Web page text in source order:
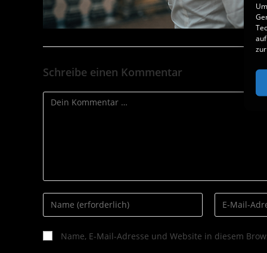
Schreibe einen Kommentar
Name, E-Mail-Adresse und Website in diesem